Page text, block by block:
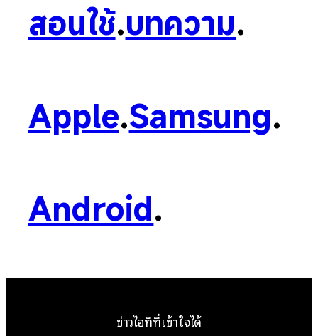
สอนใช้.บทความ.
Apple.Samsung.
Android.
ข่าวไอทีที่เข้าใจได้